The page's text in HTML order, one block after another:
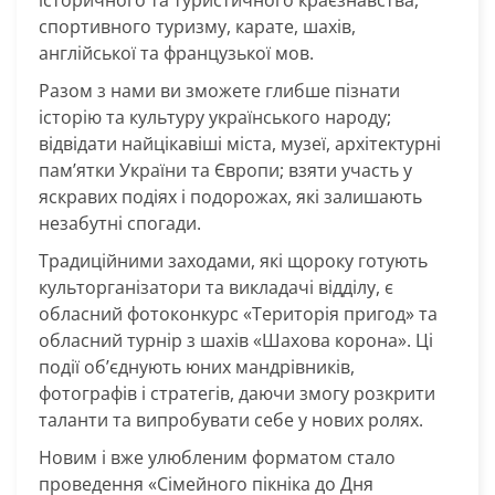
спортивного туризму, карате, шахів,
англійської та французької мов.
Разом з нами ви зможете глибше пізнати
історію та культуру українського народу;
відвідати найцікавіші міста, музеї, архітектурні
пам’ятки України та Європи; взяти участь у
яскравих подіях і подорожах, які залишають
незабутні спогади.
Традиційними заходами, які щороку готують
культорганізатори та викладачі відділу, є
обласний фотоконкурс «Територія пригод» та
обласний турнір з шахів «Шахова корона». Ці
події об’єднують юних мандрівників,
фотографів і стратегів, даючи змогу розкрити
таланти та випробувати себе у нових ролях.
Новим і вже улюбленим форматом стало
проведення «Сімейного пікніка до Дня